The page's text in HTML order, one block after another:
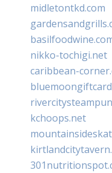
midletontkd.com
nikko-tochigi.net
caribbean-
kchoops.net